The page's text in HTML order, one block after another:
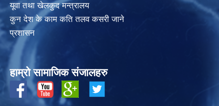
यूवा तथा खेलकुद मन्त्रालय
कुन देश के काम कति तलव कसरी जाने
प्रशासन
हाम्रो सामाजिक संजालहरु